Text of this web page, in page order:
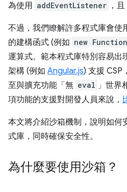
為使用 addEventListener ，且
不過，我們瞭解許多程式庫會使
的建構函式 (例如 new
運算式。範本程式庫特別容易出
架構 (例如 Angular.js) 支援 CSP
至與擴充功能「無 eval 」世界
項功能的支援對開發人員來說，
本文將介紹沙箱機制，說明如何
式庫，同時確保安全性。
為什麼要使用沙箱？